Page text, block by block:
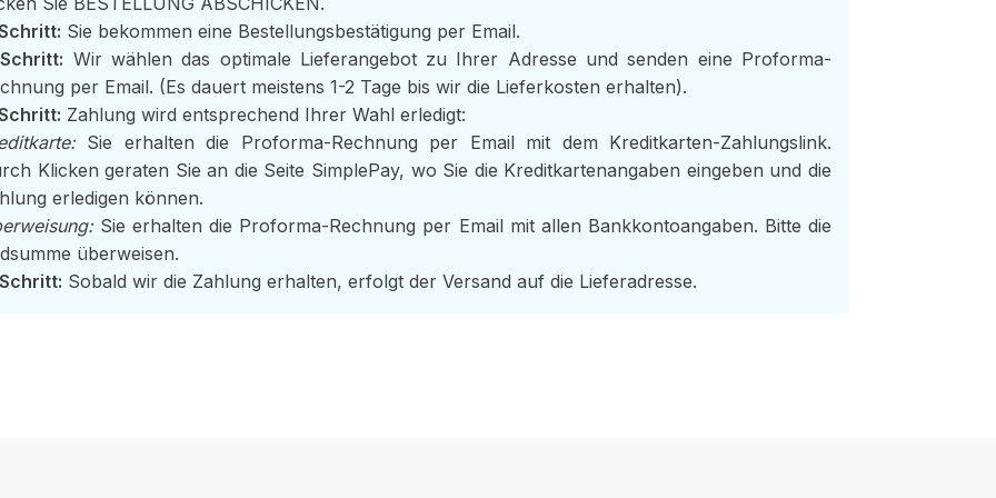
Sie bekommen eine Bestellungsbestätigung per Email.
Wir wählen das optimale Lieferangebot zu Ihrer Adresse und senden eine Proforma-
per Email. (Es dauert meistens 1-2 Tage bis wir die Lieferkosten erhalten).
Zahlung wird entsprechend Ihrer Wahl erledigt:
Sie erhalten die Proforma-Rechnung per Email mit dem Kreditkarten-Zahlungslink.
Klicken geraten Sie an die Seite SimplePay, wo Sie die Kreditkartenangaben eingeben und die
erledigen können.
Sie erhalten die Proforma-Rechnung per Email mit allen Bankkontoangaben. Bitte die
überweisen.
Sobald wir die Zahlung erhalten, erfolgt der Versand auf die Lieferadresse.